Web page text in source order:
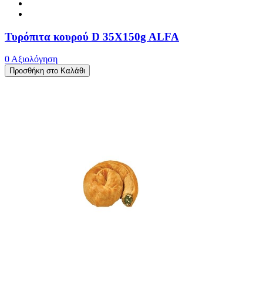
Τυρόπιτα κουρού D 35X150g ALFA
0 Αξιολόγηση
Προσθήκη στο Καλάθι